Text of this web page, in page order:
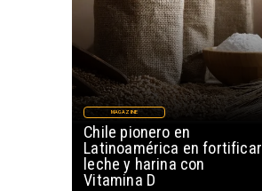
Chile pionero en
Latinoamérica en fortificar
leche y harina con
Vitamina D
MAGAZINE